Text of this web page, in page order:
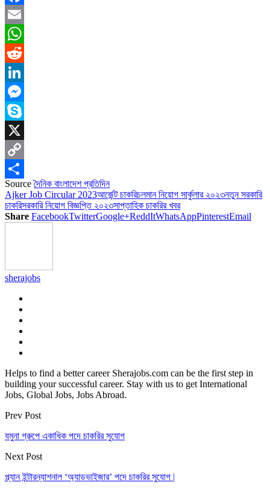
Facebook
Email
WhatsApp
Reddit
LinkedIn
Messenger
Skype
X
Copy
Link
Share
Source দৈনিক বাংলাদেশ প্রতিদিন
Ajker Job Circular 2023আর্জেন্ট চাকরিচলমান নিয়োগ সার্কুলার ২০২৩নতুন সরকারি
চাকরিসরকারি নিয়োগ বিজ্ঞপ্তি ২০২৩সাপ্তাহিক চাকরির খবর
Share FacebookTwitterGoogle+ReddItWhatsAppPinterestEmail
sherajobs
Helps to find a better career Sherajobs.com can be the first step in
building your successful career. Stay with us to get International
Jobs, Global Jobs, Jobs Abroad.
Prev Post
যমুনা গ্রুপে একাধিক পদে চাকরির সুযোগ
Next Post
প্ল্যান ইন্টারন্যাশনাল ‘অ্যাডভাইজার’ পদে চাকরির সুযোগ |